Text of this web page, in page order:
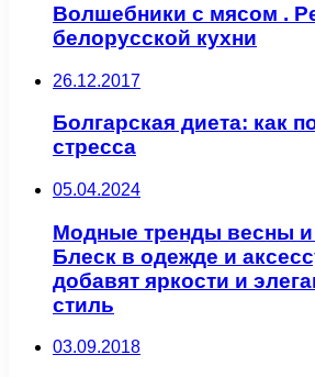
Волшебники с мясом .
белорусской кухни
26.12.2017
Болгарская диета: как
стресса
05.04.2024
Модные тренды весны
Блеск в одежде и
добавят яркости и
стиль
03.09.2018